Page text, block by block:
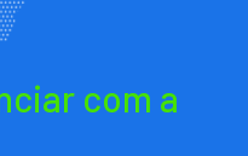
com a